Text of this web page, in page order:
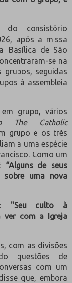
consistório
após a missa
Basílica de São
se na
grupos, seguidas
à assembleia
grupo, vários
The Catholic
grupo e os três
a uma espécie
Como um
“Alguns de seus
sobre uma nova
"Seu culto à
ver com a Igreja
com as divisões
questões de
com um
que, embora